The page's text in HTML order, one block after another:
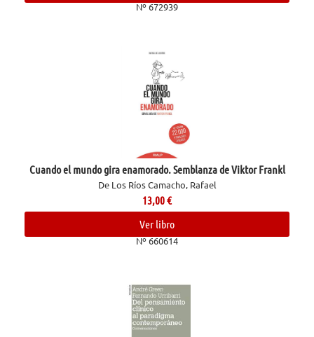
Nº 672939
Cuando el mundo gira enamorado. Semblanza de Viktor Frankl
De Los Ríos Camacho, Rafael
13,00€
Ver libro
Nº 660614